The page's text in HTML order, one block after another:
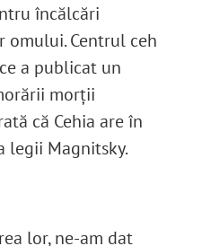
încălcări
Centrul ceh
a publicat un
morții
că Cehia are în
legii Magnitsky.
lor, ne-am dat